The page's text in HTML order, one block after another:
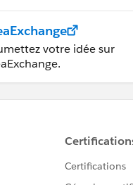
votre idée sur